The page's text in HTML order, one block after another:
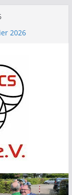
2026
2026